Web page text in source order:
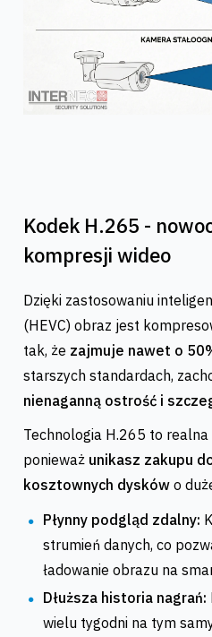
Kodek H.265 -
kompresji wideo
Dzięki zastosowaniu
(HEVC) obraz jest
tak, że zajmuje nawet o
starszych standardach,
nienaganną ostrość i
Technologia H.265 to realna
ponieważ unikasz zakupu
kosztownych dysków o
Płynny podgląd zdalny:
strumień danych, co
ładowanie obrazu na
Dłuższa historia nagrań:
wielu tygodni na tym